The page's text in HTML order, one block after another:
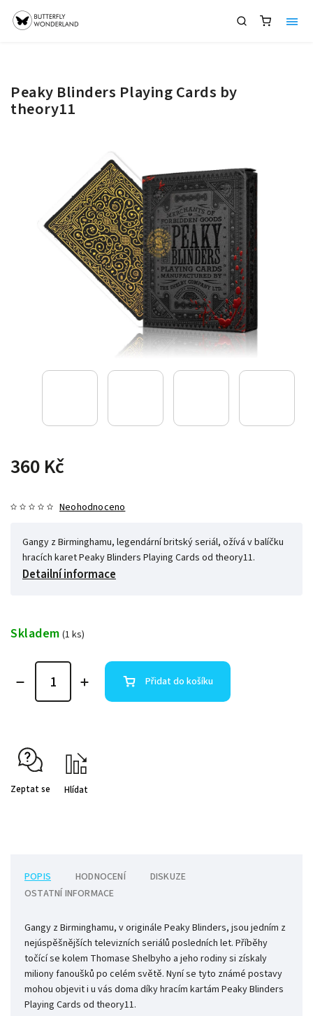
Peaky Blinders Playing Cards by
theory11
360 Kč
Neohodnoceno
Gangy z Birminghamu, legendární britský seriál, ožívá v balíčku
hracích karet Peaky Blinders Playing Cards od theory11.
Detailní informace
Skladem (1 ks)
Přidat do košíku
Zeptat se Hlídat
POPIS HODNOCENÍ
DISKUZE
OSTATNÍ INFORMACE
Gangy z Birminghamu, v originále Peaky Blinders, jsou jedním z
nejúspěšnějších televizních seriálů posledních let. Příběhy
točící se kolem Thomase Shelbyho a jeho rodiny si získaly
miliony fanoušků po celém světě. Nyní se tyto známé postavy
mohou objevit i u vás doma díky hracím kartám Peaky Blinders
Playing Cards od theory11.